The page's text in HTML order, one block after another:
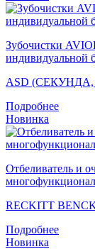
Зубочистки
индивидуальной
ASD (СЕКУНДА,
Подробнее
Новинка
Отбеливатель и
RECKITT
Подробнее
Новинка